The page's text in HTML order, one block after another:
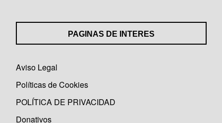
PAGINAS DE INTERES
Aviso Legal
Políticas de Cookies
POLÍTICA DE PRIVACIDAD
Donativos